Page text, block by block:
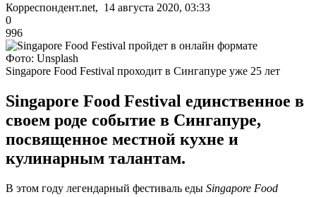
Корреспондент.net, 14 августа 2020, 03:33
0
996
Фото: Unsplash
Singapore Food Festival проходит в Сингапуре уже 25 лет
Singapore Food Festival единственное в
своем роде событие в Сингапуре,
посвященное местной кухне и
кулинарным талантам.
В этом году легендарный фестиваль еды Singapore Food